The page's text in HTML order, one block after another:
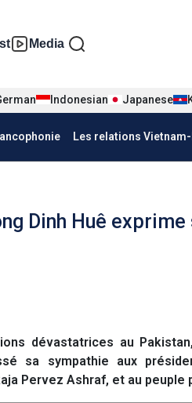
tiện tiếng Pháp
Media
Indonesian Japanese
Les relations
Dinh Huê
dévastatrices au
sa sympathie aux
Pervez Ashraf, et au peuple